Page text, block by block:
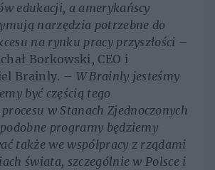
edukacji, a amerykańscy
narzędzia potrzebne do
na rynku pracy przyszłości –
Borkowski, CEO i
Brainly. – W Brainly jesteśmy
być częścią tego
w Stanach Zjednoczonych
programy będziemy
także we współpracy z rządami
świata, szczególnie w Polsce i